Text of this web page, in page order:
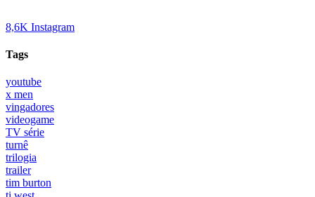
8,6K Instagram
Tags
youtube
x men
vingadores
videogame
TV série
turnê
trilogia
trailer
tim burton